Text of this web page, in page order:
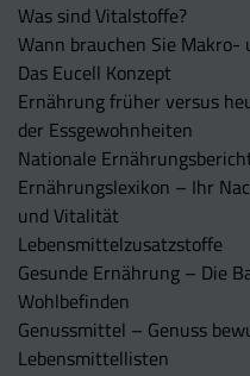
Was sind Vitalstoffe?
Wann brauchen Sie
Das Eucell Konzept
Ernährung früher versus
der Essgewohnheiten
Nationale
Ernährungslexikon – Ihr
und Vitalität
Lebensmittelzusatzstoffe
Gesunde Ernährung – Die
Wohlbefinden
Genussmittel – Genuss
Lebensmittellisten